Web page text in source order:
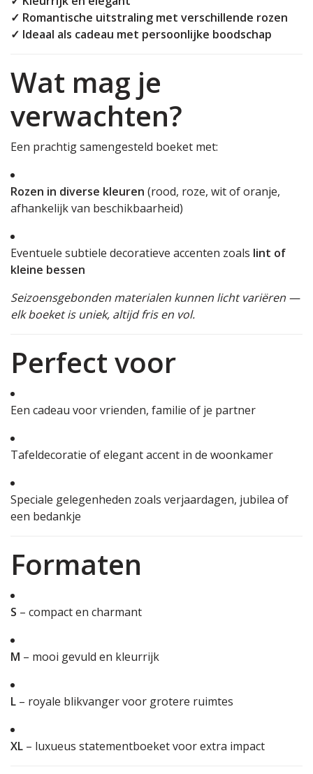
✓ Romantische uitstraling met verschillende rozen
✓ Ideaal als cadeau met persoonlijke boodschap
Wat mag je
verwachten?
Een prachtig samengesteld boeket met:
Rozen in diverse kleuren (rood, roze, wit of oranje,
afhankelijk van beschikbaarheid)
Eventuele subtiele decoratieve accenten zoals lint of
kleine bessen
Seizoensgebonden materialen kunnen licht variëren —
elk boeket is uniek, altijd fris en vol.
Perfect voor
Een cadeau voor vrienden, familie of je partner
Tafeldecoratie of elegant accent in de woonkamer
Speciale gelegenheden zoals verjaardagen, jubilea of
een bedankje
Formaten
S – compact en charmant
M – mooi gevuld en kleurrijk
L – royale blikvanger voor grotere ruimtes
XL – luxueus statementboeket voor extra impact